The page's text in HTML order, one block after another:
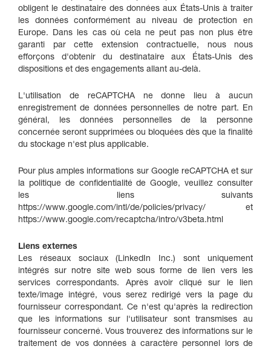
obligent le destinataire des données aux États-Unis à traiter
les données conformément au niveau de protection en
Europe. Dans les cas où cela ne peut pas non plus être
garanti par cette extension contractuelle, nous nous
efforçons d'obtenir du destinataire aux États-Unis des
dispositions et des engagements allant au-delà.
L'utilisation de reCAPTCHA ne donne lieu à aucun
enregistrement de données personnelles de notre part. En
général, les données personnelles de la personne
concernée seront supprimées ou bloquées dès que la finalité
du stockage n'est plus applicable.
Pour plus amples informations sur Google reCAPTCHA et sur
la politique de confidentialité de Google, veuillez consulter
les liens suivants
https://www.google.com/intl/de/policies/privacy/ et
https://www.google.com/recaptcha/intro/v3beta.html
Liens externes
Les réseaux sociaux (LinkedIn Inc.) sont uniquement
intégrés sur notre site web sous forme de lien vers les
services correspondants. Après avoir cliqué sur le lien
texte/image intégré, vous serez redirigé vers la page du
fournisseur correspondant. Ce n'est qu'après la redirection
que les informations sur l'utilisateur sont transmises au
fournisseur concerné. Vous trouverez des informations sur le
traitement de vos données à caractère personnel lors de